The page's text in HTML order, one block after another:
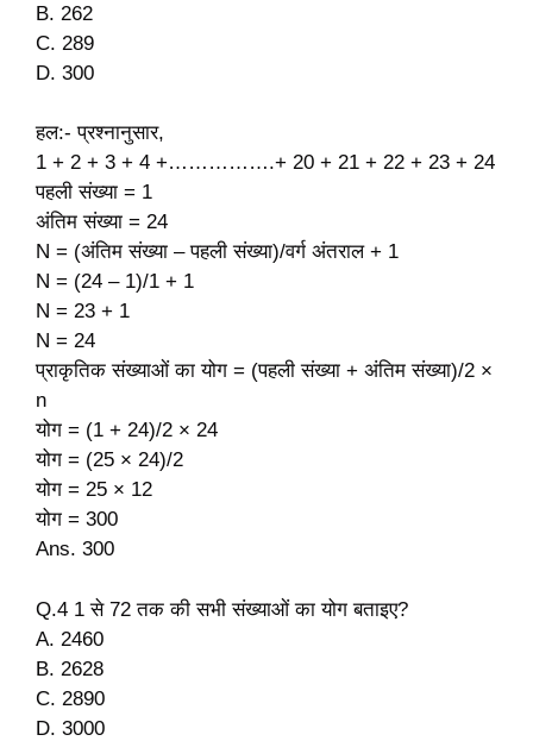
B. 262
C. 289
D. 300
हल:- प्रश्नानुसार,
1 + 2 + 3 + 4 +…………….+ 20 + 21 + 22 + 23 + 24
पहली संख्या = 1
अंतिम संख्या = 24
N = (अंतिम संख्या – पहली संख्या)/वर्ग अंतराल + 1
N = (24 – 1)/1 + 1
N = 23 + 1
N = 24
प्राकृतिक संख्याओं का योग = (पहली संख्या + अंतिम संख्या)/2 ×
n
योग = (1 + 24)/2 × 24
योग = (25 × 24)/2
योग = 25 × 12
योग = 300
Ans. 300
Q.4 1 से 72 तक की सभी संख्याओं का योग बताइए?
A. 2460
B. 2628
C. 2890
D. 3000